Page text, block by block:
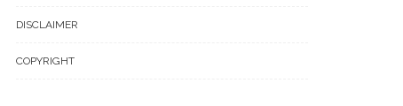
DISCLAIMER
COPYRIGHT